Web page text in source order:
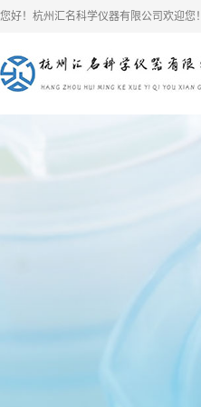
您好！杭州汇名科学仪器有限公司欢迎您！